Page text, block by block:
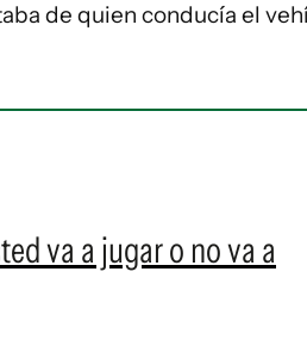
de quien conducía el
va a jugar o no va a